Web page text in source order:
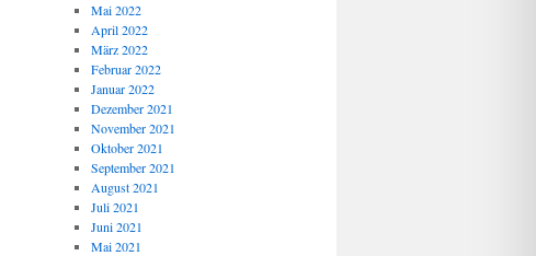
Mai 2022
April 2022
März 2022
Februar 2022
Januar 2022
Dezember 2021
November 2021
Oktober 2021
September 2021
August 2021
Juli 2021
Juni 2021
Mai 2021